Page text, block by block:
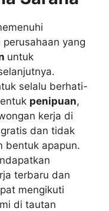
yang
untuk
selalu berhati-
penipuan,
kerja di
dan tidak
bentuk apapun.
terbaru dan
mengikuti
di tautan